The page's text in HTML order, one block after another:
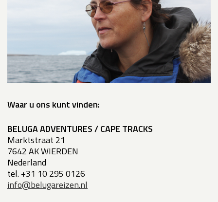
Waar u ons kunt vinden:
BELUGA ADVENTURES / CAPE TRACKS
Marktstraat 21
7642 AK WIERDEN
Nederland
tel. +31 10 295 0126
info@belugareizen.nl